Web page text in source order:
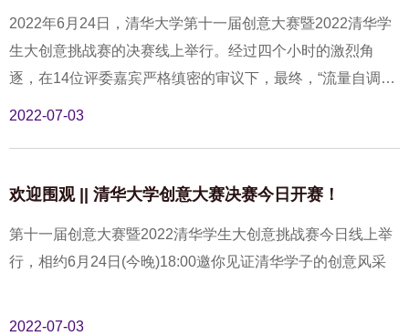
2022年6月24日，清华大学第十一届创意大赛暨2022清华学
生大创意挑战赛的决赛线上举行。经过四个小时的激烈角
逐，在14位评委嘉宾严格缜密的审议下，最终，“流量自调节
2022-07-03
欢迎围观 || 清华大学创意大赛决赛今日开赛！
第十一届创意大赛暨2022清华学生大创意挑战赛今日线上举
行，相约6月24日(今晚)18:00邀你见证清华学子的创意风采
2022-07-03